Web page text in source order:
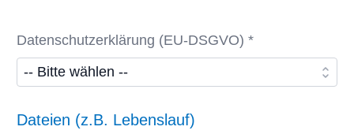
Datenschutzerklärung (EU-DSGVO) *
Dateien (z.B. Lebenslauf)